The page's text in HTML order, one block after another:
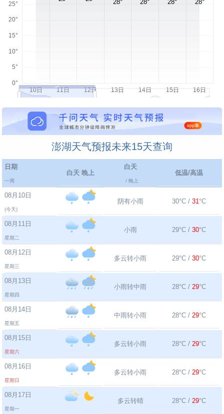
澎湖天气预报未来15天查询
日期
一周
白天 晚上
白天
/ 晚上
低温/高温
08月10日
(今天)
阴有小雨 30°C / 31°C
08月11日
星期二
小雨 29°C / 30°C
08月12日
星期三
多云转小雨 29°C / 30°C
08月13日
星期四
小雨转中雨 28°C / 29°C
08月14日
星期五
中雨转小雨 28°C / 29°C
08月15日
星期六
多云转小雨 28°C / 29°C
08月16日
星期日
多云转小雨 28°C / 29°C
08月17日
星期一
多云转晴 28°C / 29°C